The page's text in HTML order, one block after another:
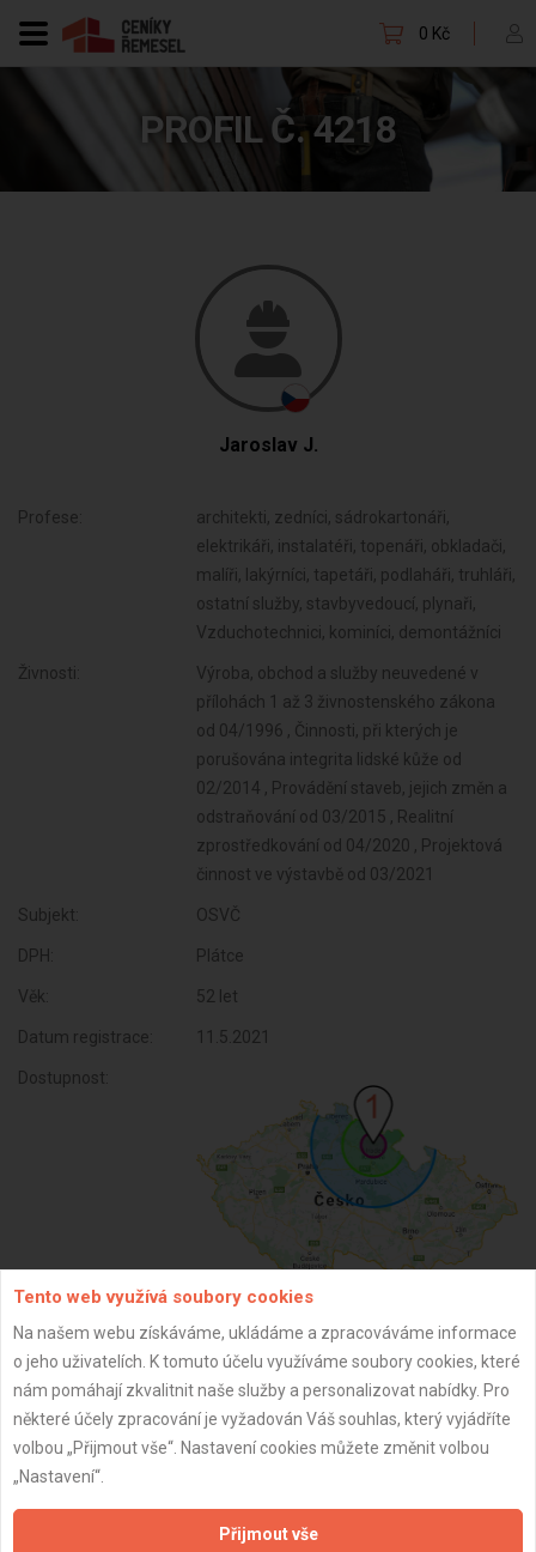
0 Kč
PROFIL Č. 4218
Jaroslav J.
Profese:
architekti, zedníci, sádrokartonáři,
elektrikáři, instalatéři, topenáři, obkladači,
malíři, lakýrníci, tapetáři, podlaháři, truhláři,
ostatní služby, stavbyvedoucí, plynaři,
Vzduchotechnici, kominíci, demontážníci
Živnosti:
Výroba, obchod a služby neuvedené v
přílohách 1 až 3 živnostenského zákona
od 04/1996 , Činnosti, při kterých je
porušována integrita lidské kůže od
02/2014 , Provádění staveb, jejich změn a
odstraňování od 03/2015 , Realitní
zprostředkování od 04/2020 , Projektová
činnost ve výstavbě od 03/2021
Subjekt: OSVČ
DPH: Plátce
Věk: 52 let
Datum registrace: 11.5.2021
Dostupnost:
ZPĚT
Aktualizováno z portálu ARES dne 30.12.2023 05:15:08
Tento web využívá soubory cookies
Na našem webu získáváme, ukládáme a zpracováváme informace
o jeho uživatelích. K tomuto účelu využíváme soubory cookies, které
nám pomáhají zkvalitnit naše služby a personalizovat nabídky. Pro
některé účely zpracování je vyžadován Váš souhlas, který vyjádříte
volbou „Přijmout vše“. Nastavení cookies můžete změnit volbou
„Nastavení“.
Přijmout vše